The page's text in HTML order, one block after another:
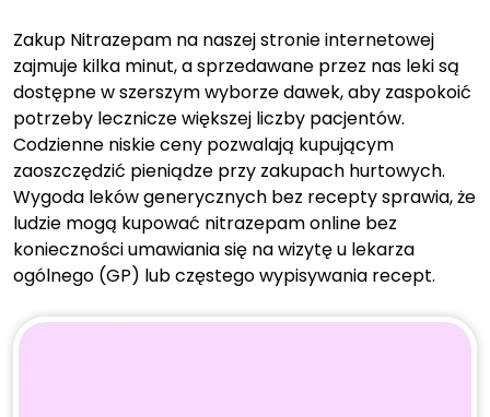
Zakup Nitrazepam na naszej stronie internetowej
zajmuje kilka minut, a sprzedawane przez nas leki są
dostępne w szerszym wyborze dawek, aby zaspokoić
potrzeby lecznicze większej liczby pacjentów.
Codzienne niskie ceny pozwalają kupującym
zaoszczędzić pieniądze przy zakupach hurtowych.
Wygoda leków generycznych bez recepty sprawia, że
ludzie mogą kupować nitrazepam online bez
konieczności umawiania się na wizytę u lekarza
ogólnego (GP) lub częstego wypisywania recept.